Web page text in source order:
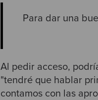
Para dar una
Al pedir acceso,
"tendré que hablar
contamos con las